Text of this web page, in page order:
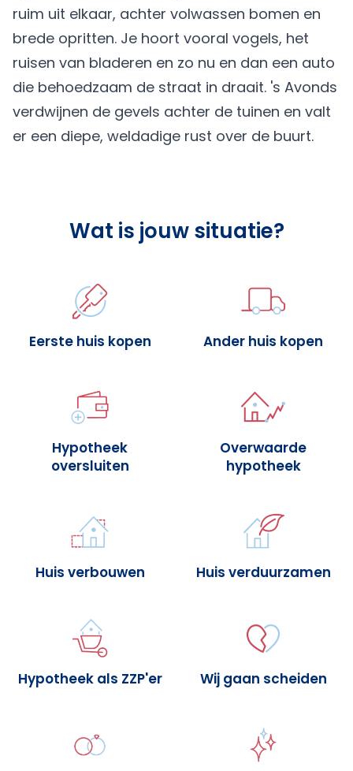
ruim uit elkaar, achter volwassen bomen en
brede opritten. Je hoort vooral vogels, het
ruisen van bladeren en zo nu en dan een auto
die behoedzaam de straat in draait. 's Avonds
verdwijnen de gevels achter de tuinen en valt
er een diepe, weldadige rust over de buurt.
Wat is jouw situatie?
Eerste huis kopen Ander huis kopen
Hypotheek
oversluiten
Overwaarde
hypotheek
Huis verbouwen Huis verduurzamen
Hypotheek als ZZP'er Wij gaan scheiden